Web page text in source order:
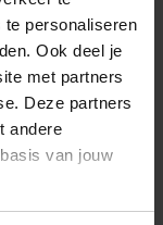
personaliseren
Ook deel je
met partners
Deze partners
andere
van jouw